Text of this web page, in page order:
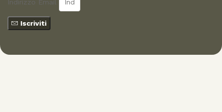
Indirizzo Email
Iscriviti